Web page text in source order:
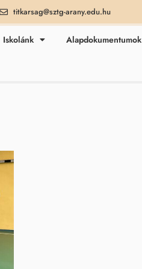
titkarsag@sztg-arany.edu.hu
Iskolánk Alapdokumentumok